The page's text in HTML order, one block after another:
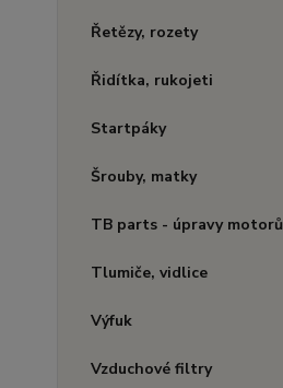
Řetězy, rozety
Řidítka, rukojeti
Startpáky
Šrouby, matky
TB parts - úpravy motorů
Tlumiče, vidlice
Výfuk
Vzduchové filtry